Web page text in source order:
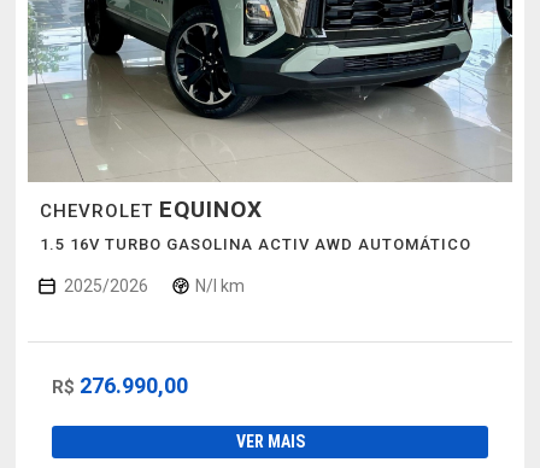
CHEVROLET EQUINOX
1.5 16V TURBO GASOLINA ACTIV AWD AUTOMÁTICO
2025/2026 N/I km
R$ 276.990,00
VER MAIS